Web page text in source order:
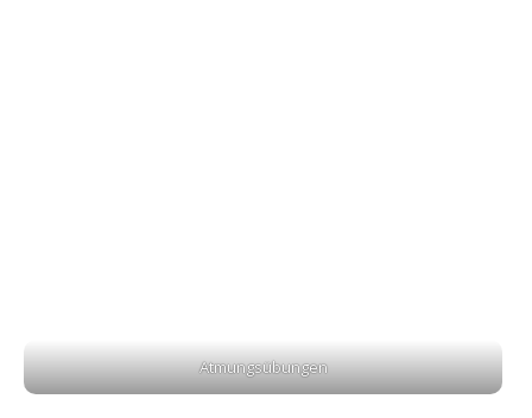
Atmungsübungen